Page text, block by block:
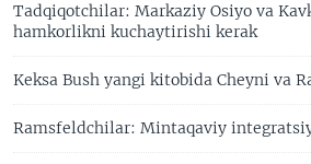
Tadqiqotchilar: Markaziy Osiyo va
hamkorlikni kuchaytirishi kerak
Keksa Bush yangi kitobida Cheyni va
Ramsfeldchilar: Mintaqaviy